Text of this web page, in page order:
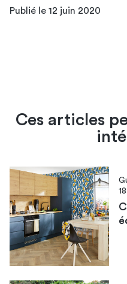
Publié le 12 juin 2020
Ces articles